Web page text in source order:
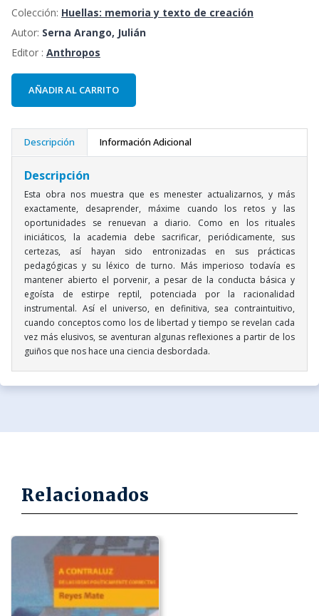
Colección: Huellas: memoria y texto de creación
Autor: Serna Arango, Julián
Editor : Anthropos
AÑADIR AL CARRITO
Descripción Información Adicional
Descripción
Esta obra nos muestra que es menester actualizarnos, y más
exactamente, desaprender, máxime cuando los retos y las
oportunidades se renuevan a diario. Como en los rituales
iniciáticos, la academia debe sacrificar, periódicamente, sus
certezas, así hayan sido entronizadas en sus prácticas
pedagógicas y su léxico de turno. Más imperioso todavía es
mantener abierto el porvenir, a pesar de la conducta básica y
egoísta de estirpe reptil, potenciada por la racionalidad
instrumental. Así el universo, en definitiva, sea contraintuitivo,
cuando conceptos como los de libertad y tiempo se revelan cada
vez más elusivos, se aventuran algunas reflexiones a partir de los
guiños que nos hace una ciencia desbordada.
Relacionados